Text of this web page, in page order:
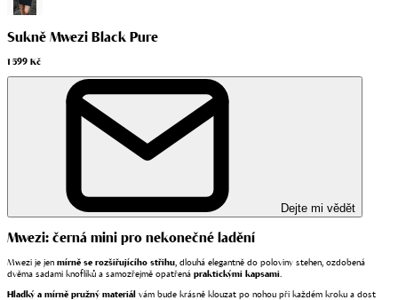
Sukně Mwezi Black Pure
1 599 Kč
Dejte mi vědět
Mwezi: černá mini pro nekonečné ladění
Mwezi je jen mírně se rozšiřujícího střihu, dlouhá elegantně do poloviny stehen, ozdobená
dvěma sadami knoflíků a samozřejmě opatřená praktickými kapsami.
Hladký a mírně pružný materiál vám bude krásně klouzat po nohou při každém kroku a dost